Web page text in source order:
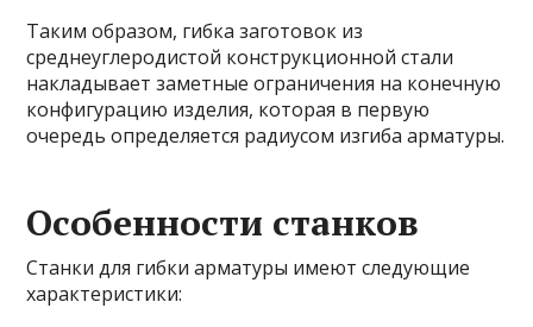
Таким образом, гибка заготовок из
среднеуглеродистой конструкционной стали
накладывает заметные ограничения на конечную
конфигурацию изделия, которая в первую
очередь определяется радиусом изгиба арматуры.
Особенности станков
Станки для гибки арматуры имеют следующие
характеристики: